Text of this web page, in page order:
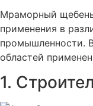
Мраморный
применения в
промышленности.
областей
1.